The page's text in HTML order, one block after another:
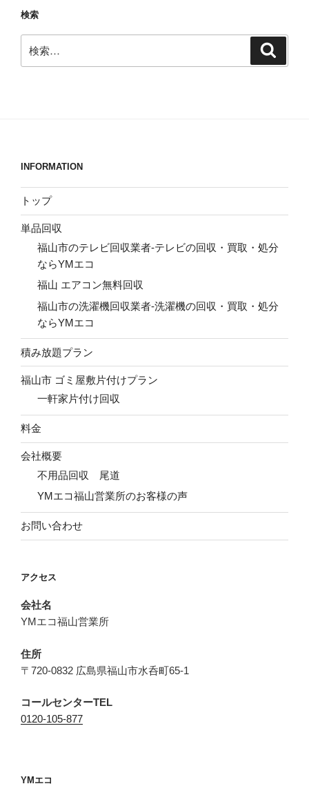
検索
索:
INFORMATION
トップ
単品回収
福山市のテレビ回収業者-テレビの回収・買取・処分
ならYMエコ
福山 エアコン無料回収
福山市の洗濯機回収業者-洗濯機の回収・買取・処分
ならYMエコ
積み放題プラン
福山市 ゴミ屋敷片付けプラン
一軒家片付け回収
料金
会社概要
不用品回収 尾道
YMエコ福山営業所のお客様の声
お問い合わせ
アクセス
会社名
YMエコ福山営業所
住所
〒720-0832 広島県福山市水呑町65-1
コールセンターTEL
0120-105-877
YMエコ